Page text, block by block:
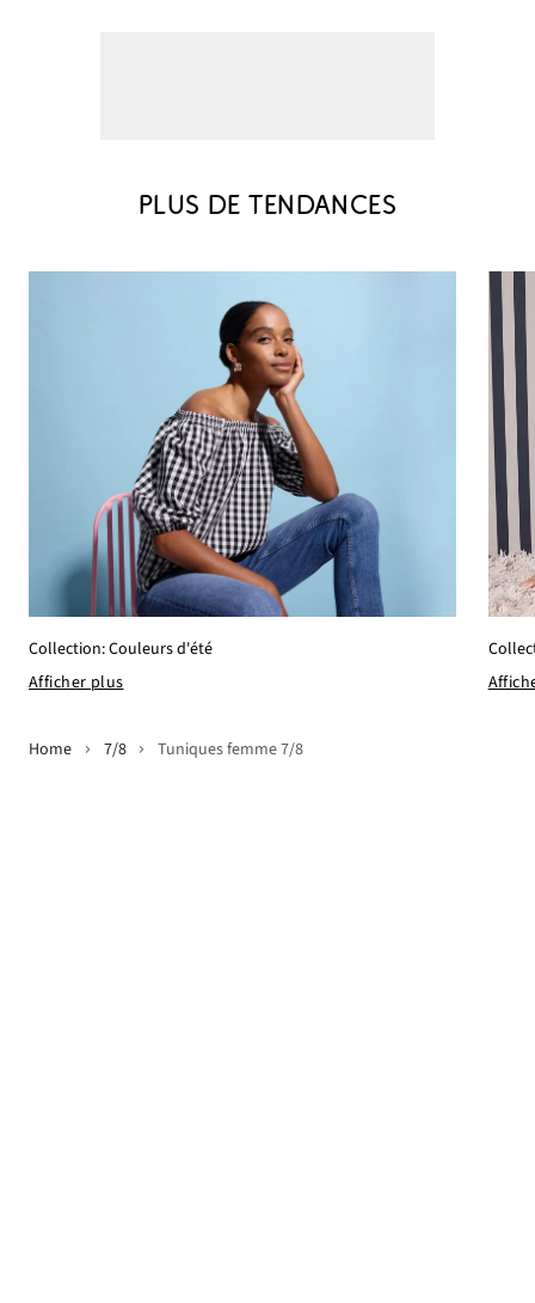
PLUS DE TENDANCES
Collection: Couleurs d'été
Afficher plus
Home 7/8 Tuniques femme 7/8